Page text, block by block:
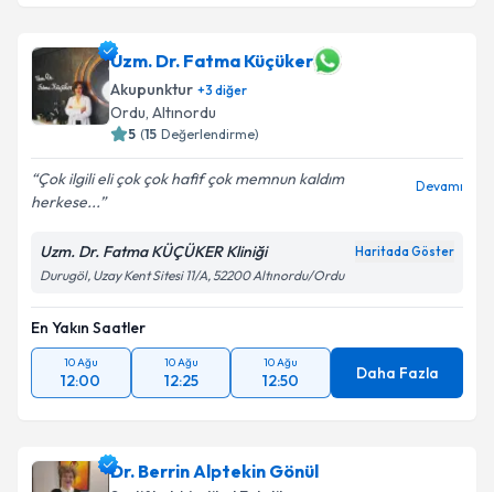
Uzm. Dr. Fatma Küçüker
Akupunktur +3 diğer
Ordu, Altınordu
5 (15 Değerlendirme)
Çok ilgili eli çok çok hafif çok memnun kaldım
herkese...
Devamı
Uzm. Dr. Fatma KÜÇÜKER Kliniği Haritada Göster
Durugöl, Uzay Kent Sitesi 11/A, 52200 Altınordu/Ordu
En Yakın Saatler
10 Ağu
12:00
10 Ağu
12:25
10 Ağu
12:50 Daha Fazla
Dr. Berrin Alptekin Gönül